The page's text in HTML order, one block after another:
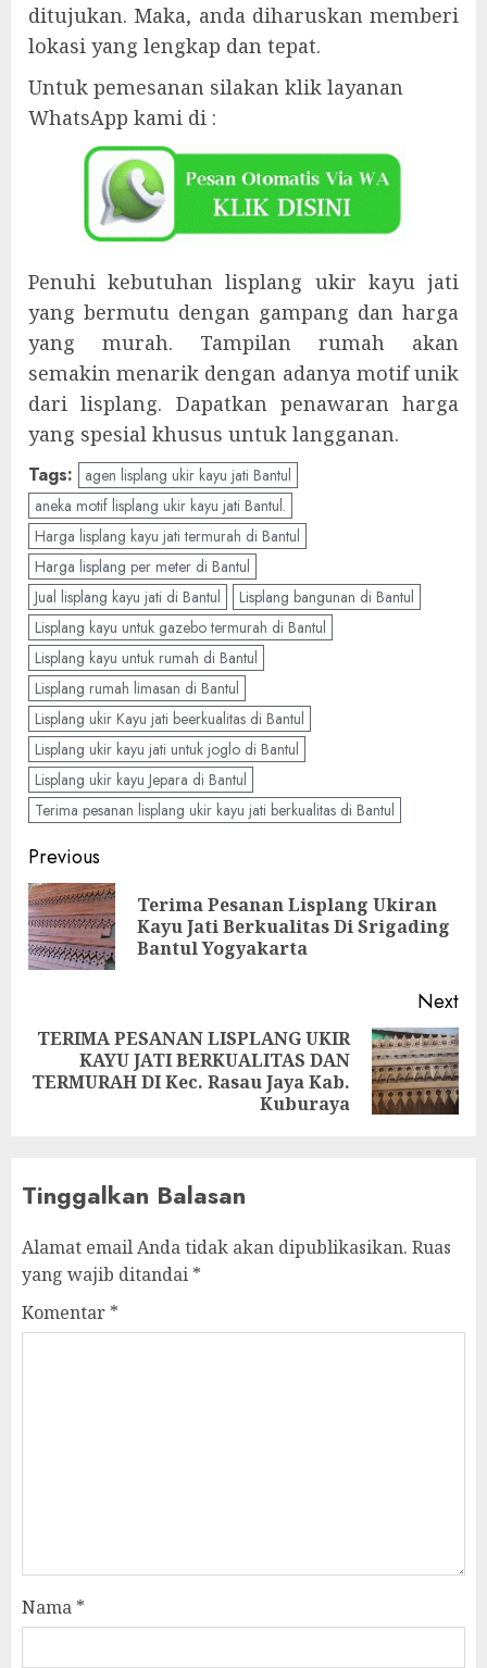
ditujukan. Maka, anda diharuskan memberi
lokasi yang lengkap dan tepat.
Untuk pemesanan silakan klik layanan
WhatsApp kami di :
Penuhi kebutuhan lisplang ukir kayu jati
yang bermutu dengan gampang dan harga
yang murah. Tampilan rumah akan
semakin menarik dengan adanya motif unik
dari lisplang. Dapatkan penawaran harga
yang spesial khusus untuk langganan.
Tags:
agen lisplang ukir kayu jati Bantul
aneka motif lisplang ukir kayu jati Bantul.
Harga lisplang kayu jati termurah di Bantul
Harga lisplang per meter di Bantul
Jual lisplang kayu jati di Bantul
Lisplang bangunan di Bantul
Lisplang kayu untuk gazebo termurah di Bantul
Lisplang kayu untuk rumah di Bantul
Lisplang rumah limasan di Bantul
Lisplang ukir Kayu jati beerkualitas di Bantul
Lisplang ukir kayu jati untuk joglo di Bantul
Lisplang ukir kayu Jepara di Bantul
Terima pesanan lisplang ukir kayu jati berkualitas di Bantul
Previous
Terima Pesanan Lisplang Ukiran
Kayu Jati Berkualitas Di Srigading
Bantul Yogyakarta
Next
TERIMA PESANAN LISPLANG UKIR
KAYU JATI BERKUALITAS DAN
TERMURAH DI Kec. Rasau Jaya Kab.
Kuburaya
Tinggalkan Balasan
Alamat email Anda tidak akan dipublikasikan. Ruas
yang wajib ditandai *
Komentar *
Nama *